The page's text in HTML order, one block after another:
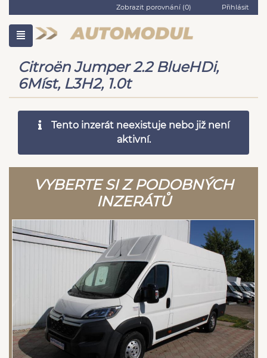
Zobrazit porovnání (0) Přihlásit
Citroën Jumper 2.2 BlueHDi,
6Míst, L3H2, 1.0t
Tento inzerát neexistuje nebo již není
aktivní.
VYBERTE SI Z PODOBNÝCH
INZERÁTŮ